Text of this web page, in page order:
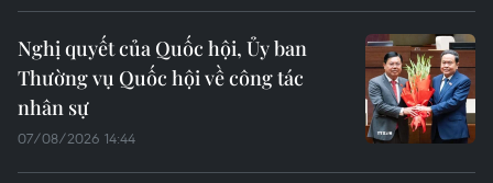
Nghị quyết của Quốc hội, Ủy ban
Thường vụ Quốc hội về công tác
nhân sự
07/08/2026 14:44